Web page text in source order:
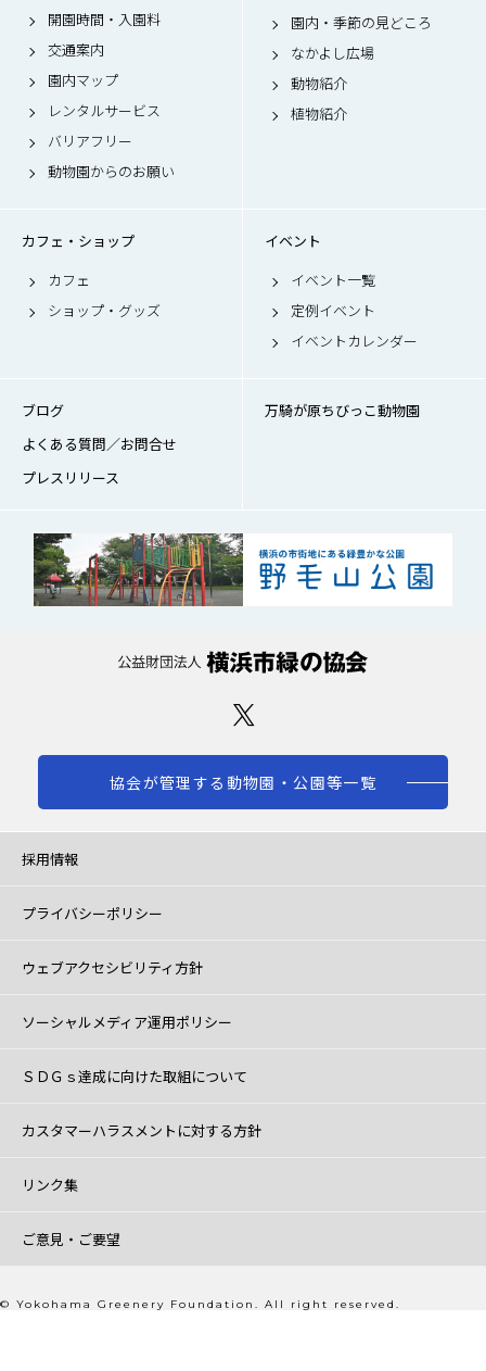
開園時間・入園料
交通案内
園内マップ
レンタルサービス
バリアフリー
動物園からのお願い
園内・季節の見どころ
なかよし広場
動物紹介
植物紹介
カフェ・ショップ
カフェ
ショップ・グッズ
イベント
イベント一覧
定例イベント
イベントカレンダー
ブログ
よくある質問／お問合せ
プレスリリース
万騎が原ちびっこ動物園
協会が管理する動物園・公園等一覧
採用情報
プライバシーポリシー
ウェブアクセシビリティ方針
ソーシャルメディア運用ポリシー
ＳＤＧｓ達成に向けた取組について
カスタマーハラスメントに対する方針
リンク集
ご意見・ご要望
© Yokohama Greenery Foundation. All right reserved.